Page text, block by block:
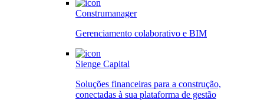
Construmanager
Gerenciamento colaborativo e BIM
Sienge Capital
Soluções financeiras para a construção,
conectadas à sua plataforma de gestão